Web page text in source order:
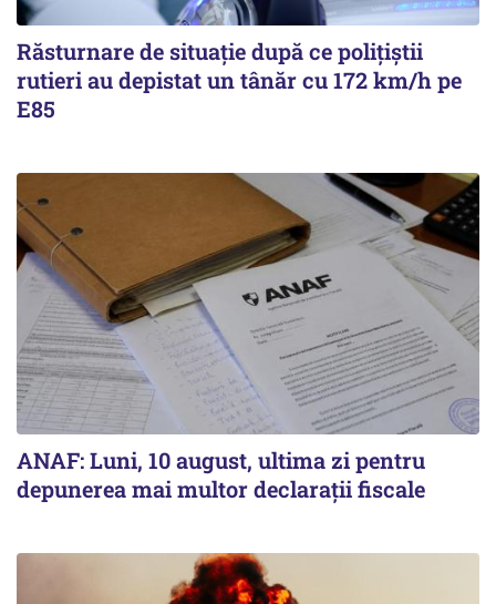
Răsturnare de situație după ce polițiștii
rutieri au depistat un tânăr cu 172 km/h pe
E85
ANAF: Luni, 10 august, ultima zi pentru
depunerea mai multor declarații fiscale